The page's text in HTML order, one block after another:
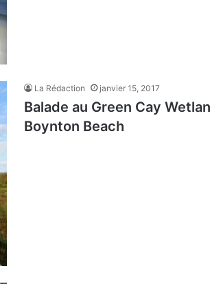
La Rédaction janvier 15, 2017
Balade au Green Cay
Boynton Beach